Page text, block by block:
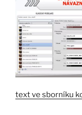
text ve sborníku